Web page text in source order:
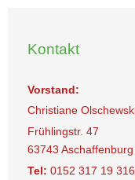
Kontakt
Vorstand:
Christiane
Frühlingstr. 47
63743 Aschaffenburg
Tel: 0152 317 19 316